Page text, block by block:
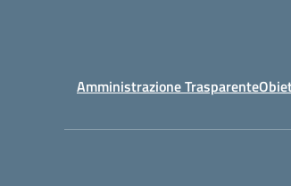
Amministrazione Trasparente